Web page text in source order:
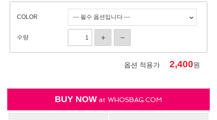
COLOR
수량
옵션 적용가 2,400원
BUY NOW at WHOSBAG.COM